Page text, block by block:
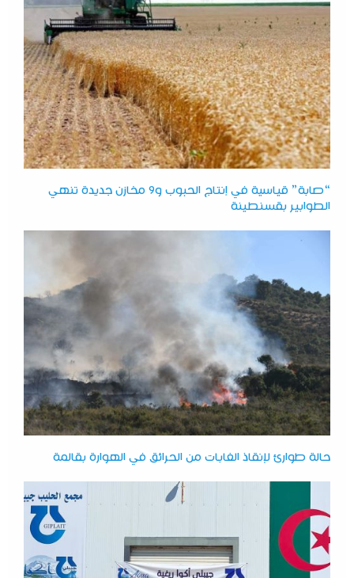
“صابة” قياسية في إنتاج الحبوب و9 مخازن جديدة تنهي
الطوابير بقسنطينة
حالة طوارئ لإنقاذ الغابات من الحرائق في الهوارة بقالمة